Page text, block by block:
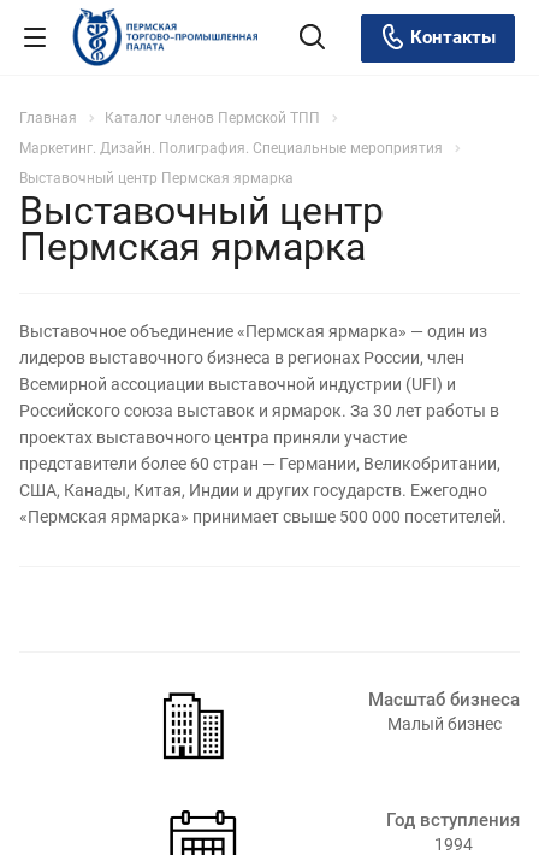
Контакты
Главная
Каталог членов Пермской ТПП
Маркетинг. Дизайн. Полиграфия. Специальные мероприятия
Выставочный центр Пермская ярмарка
Выставочный центр
Пермская ярмарка
Выставочное объединение «Пермская ярмарка» — один из
лидеров выставочного бизнеса в регионах России, член
Всемирной ассоциации выставочной индустрии (UFI) и
Российского союза выставок и ярмарок. За 30 лет работы в
проектах выставочного центра приняли участие
представители более 60 стран — Германии, Великобритании,
США, Канады, Китая, Индии и других государств. Ежегодно
«Пермская ярмарка» принимает свыше 500 000 посетителей.
Масштаб бизнеса
Малый бизнес
Год вступления
1994⁠